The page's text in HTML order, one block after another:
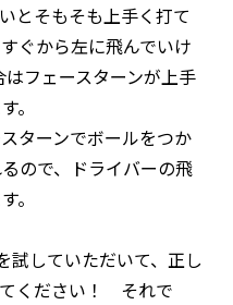
とそもそも上手く打て
ぐから左に飛んでいけ
フェースターンが上手
。
ターンでボールをつか
ので、ドライバーの飛
。
試していただいて、正し
ください！ それで